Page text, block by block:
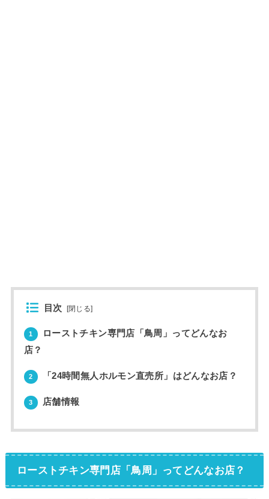
目次 [閉じる]
1
ローストチキン専門店「鳥周」ってどんなお
店？
2 「24時間無人ホルモン直売所」はどんなお店？
3 店舗情報
ローストチキン専門店「鳥周」ってどんなお店？